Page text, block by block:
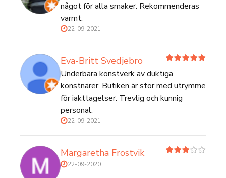
något för alla smaker. Rekommenderas
varmt.
22-09-2021
Eva-Britt Svedjebro
Underbara konstverk av duktiga
konstnärer. Butiken är stor med utrymme
för iakttagelser. Trevlig och kunnig
personal.
22-09-2021
Margaretha Frostvik
22-09-2020